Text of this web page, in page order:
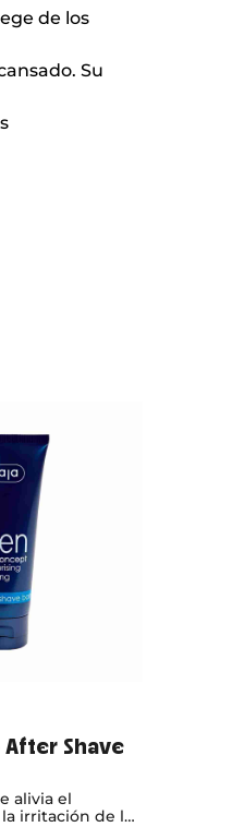
de los
Su
After Shave
alivia el
irritación de la